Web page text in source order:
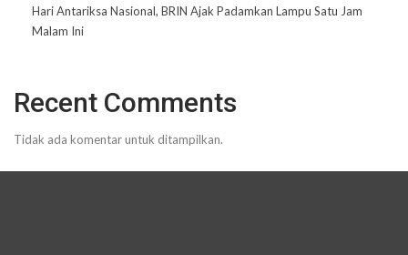
Hari Antariksa Nasional, BRIN Ajak Padamkan Lampu Satu Jam
Malam Ini
Recent Comments
Tidak ada komentar untuk ditampilkan.